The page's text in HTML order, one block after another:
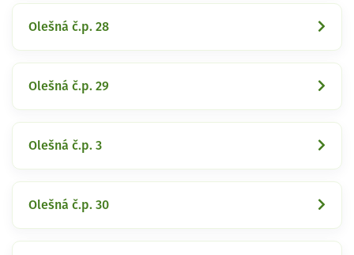
Olešná č.p. 28
Olešná č.p. 29
Olešná č.p. 3
Olešná č.p. 30